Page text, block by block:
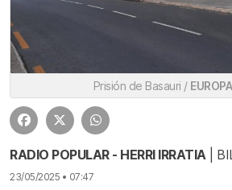
Prisión de Basauri /
RADIO POPULAR - HERRI IRRATIA|
23/05/2025 • 07:47